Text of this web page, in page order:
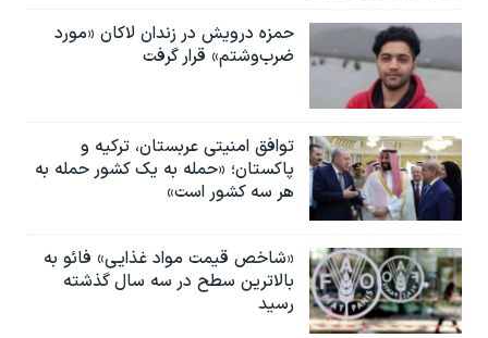
حمزه درویش در زندان لاکان «مورد
ضرب‌وشتم» قرار گرفت
توافق امنیتی عربستان، ترکیه و
پاکستان؛ «حمله به یک کشور حمله به
هر سه کشور است»
«شاخص قیمت مواد غذایی» فائو به
بالاترین سطح در سه سال گذشته
رسید